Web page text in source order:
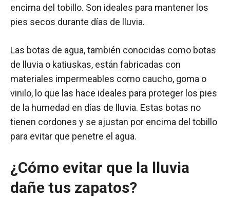
encima del tobillo. Son ideales para mantener los
pies secos durante días de lluvia.
Las botas de agua, también conocidas como botas
de lluvia o katiuskas, están fabricadas con
materiales impermeables como caucho, goma o
vinilo, lo que las hace ideales para proteger los pies
de la humedad en días de lluvia. Estas botas no
tienen cordones y se ajustan por encima del tobillo
para evitar que penetre el agua.
¿Cómo evitar que la lluvia
dañe tus zapatos?